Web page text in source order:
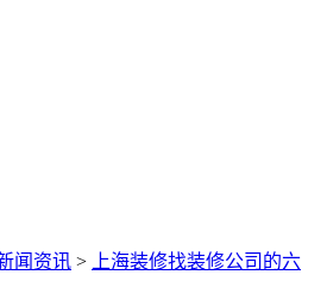
闻资讯 >
上海装修找装修公司的六